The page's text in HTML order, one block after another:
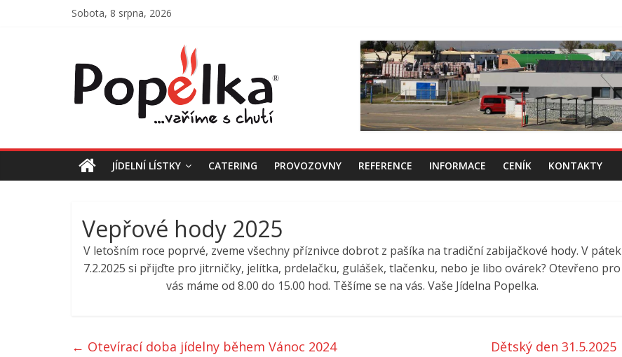
Sobota, 8 srpna, 2026
Jídelna
Popelka
chutí
JÍDELNÍ LÍSTKY CATERING PROVOZOVNY REFERENCE INFORMACE CENÍK KONTAKTY
Vepřové hody 2025
V letošním roce poprvé, zveme všechny příznivce dobrot z pašíka na tradiční zabijačkové hody. V pátek
7.2.2025 si přijďte pro jitrničky, jelítka, prdelačku, gulášek, tlačenku, nebo je libo ovárek? Otevřeno pro
vás máme od 8.00 do 15.00 hod. Těšíme se na vás. Vaše Jídelna Popelka.
← Otevírací doba jídelny během Vánoc 2024 Dětský den 31.5.2025